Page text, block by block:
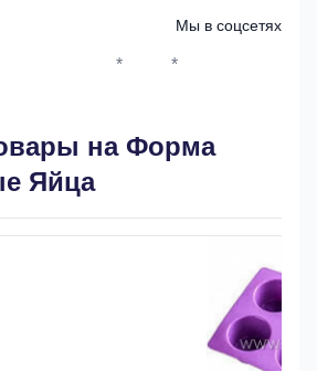
Мы в соцсетях
* *
на Форма
Яйца